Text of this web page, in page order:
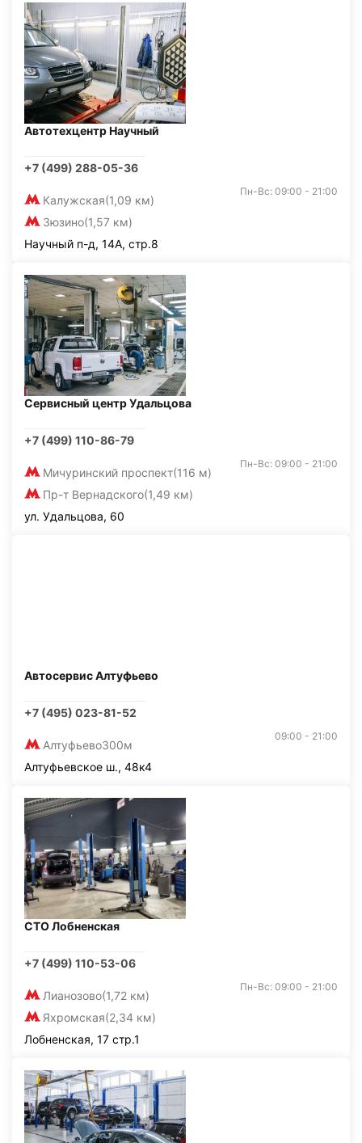
Автотехцентр Научный
+7 (499) 288-05-36
Калужская(1,09 км)
Зюзино(1,57 км)
Пн-Вс: 09:00 - 21:00
Научный п-д, 14А, стр.8
Сервисный центр Удальцова
+7 (499) 110-86-79
Мичуринский проспект(116 м)
Пр-т Вернадского(1,49 км)
Пн-Вс: 09:00 - 21:00
ул. Удальцова, 60
Автосервис Алтуфьево
+7 (495) 023-81-52
Алтуфьево300м
09:00 - 21:00
Алтуфьевское ш., 48к4
СТО Лобненская
+7 (499) 110-53-06
Лианозово(1,72 км)
Яхромская(2,34 км)
Пн-Вс: 09:00 - 21:00
Лобненская, 17 стр.1